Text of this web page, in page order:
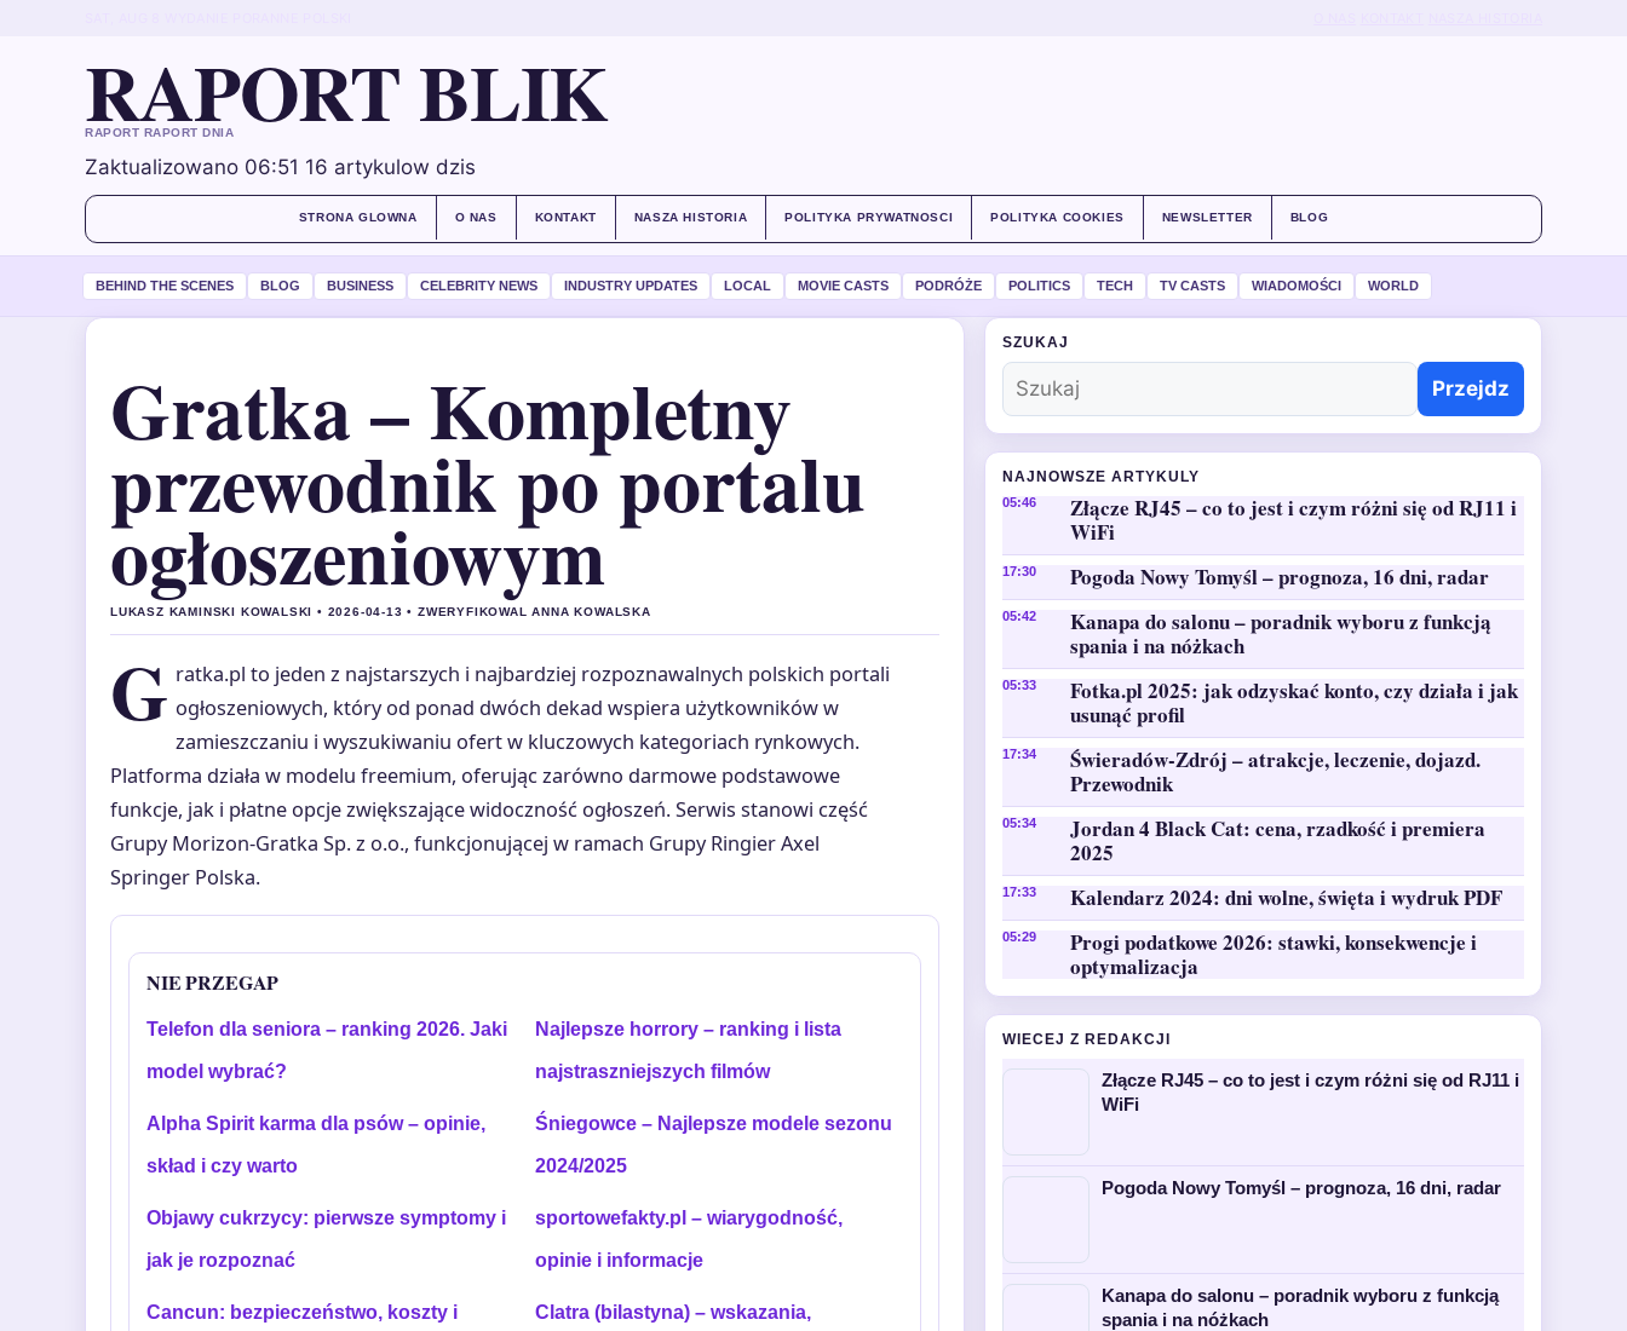
RAPORT BLIK
RAPORT RAPORT DNIA
Zaktualizowano 06:51 16 artykulow dzis
STRONA GLOWNA O NAS KONTAKT NASZA HISTORIA POLITYKA PRYWATNOSCI POLITYKA COOKIES NEWSLETTER BLOG
BEHIND THE SCENES BLOG BUSINESS CELEBRITY NEWS INDUSTRY UPDATES LOCAL MOVIE CASTS PODRÓŻE POLITICS TECH TV CASTS WIADOMOŚCI WORLD
Gratka – Kompletny
przewodnik po portalu
ogłoszeniowym
LUKASZ KAMINSKI KOWALSKI • 2026-04-13 • ZWERYFIKOWAL ANNA KOWALSKA
G ratka.pl to jeden z najstarszych i najbardziej rozpoznawalnych polskich portali
ogłoszeniowych, który od ponad dwóch dekad wspiera użytkowników w
zamieszczaniu i wyszukiwaniu ofert w kluczowych kategoriach rynkowych.
Platforma działa w modelu freemium, oferując zarówno darmowe podstawowe
funkcje, jak i płatne opcje zwiększające widoczność ogłoszeń. Serwis stanowi część
Grupy Morizon-Gratka Sp. z o.o., funkcjonującej w ramach Grupy Ringier Axel
Springer Polska.
NIE PRZEGAP
Telefon dla seniora – ranking 2026. Jaki
model wybrać?
Najlepsze horrory – ranking i lista
najstraszniejszych filmów
Alpha Spirit karma dla psów – opinie,
skład i czy warto
Śniegowce – Najlepsze modele sezonu
2024/2025
Objawy cukrzycy: pierwsze symptomy i
jak je rozpoznać
sportowefakty.pl – wiarygodność,
opinie i informacje
Cancun: bezpieczeństwo, koszty i Clatra (bilastyna) – wskazania,
SZUKAJ
Przejdz
NAJNOWSZE ARTYKULY
05:46
Złącze RJ45 – co to jest i czym różni się od RJ11 i
WiFi
17:30 Pogoda Nowy Tomyśl – prognoza, 16 dni, radar
05:42
Kanapa do salonu – poradnik wyboru z funkcją
spania i na nóżkach
05:33
Fotka.pl 2025: jak odzyskać konto, czy działa i jak
usunąć profil
17:34
Świeradów-Zdrój – atrakcje, leczenie, dojazd.
Przewodnik
05:34
Jordan 4 Black Cat: cena, rzadkość i premiera
2025
17:33 Kalendarz 2024: dni wolne, święta i wydruk PDF
05:29
Progi podatkowe 2026: stawki, konsekwencje i
optymalizacja
WIECEJ Z REDAKCJI
Złącze RJ45 – co to jest i czym różni się od RJ11 i
WiFi
Pogoda Nowy Tomyśl – prognoza, 16 dni, radar
Kanapa do salonu – poradnik wyboru z funkcją
spania i na nóżkach